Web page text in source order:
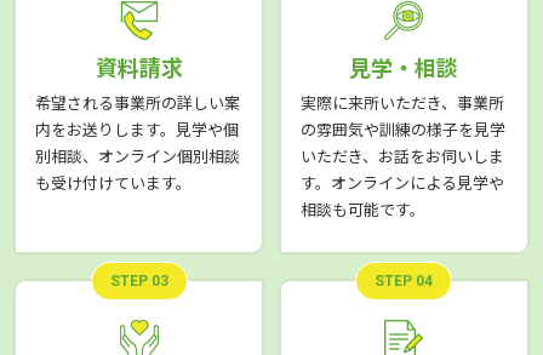
資料請求
希望される事業所の詳しい案
内をお送りします。見学や個
別相談、オンライン個別相談
も受け付けています。
見学・相談
実際に来所いただき、事業所
の雰囲気や訓練の様子を見学
いただき、お話をお伺いしま
す。オンラインによる見学や
相談も可能です。
STEP 03 STEP 04